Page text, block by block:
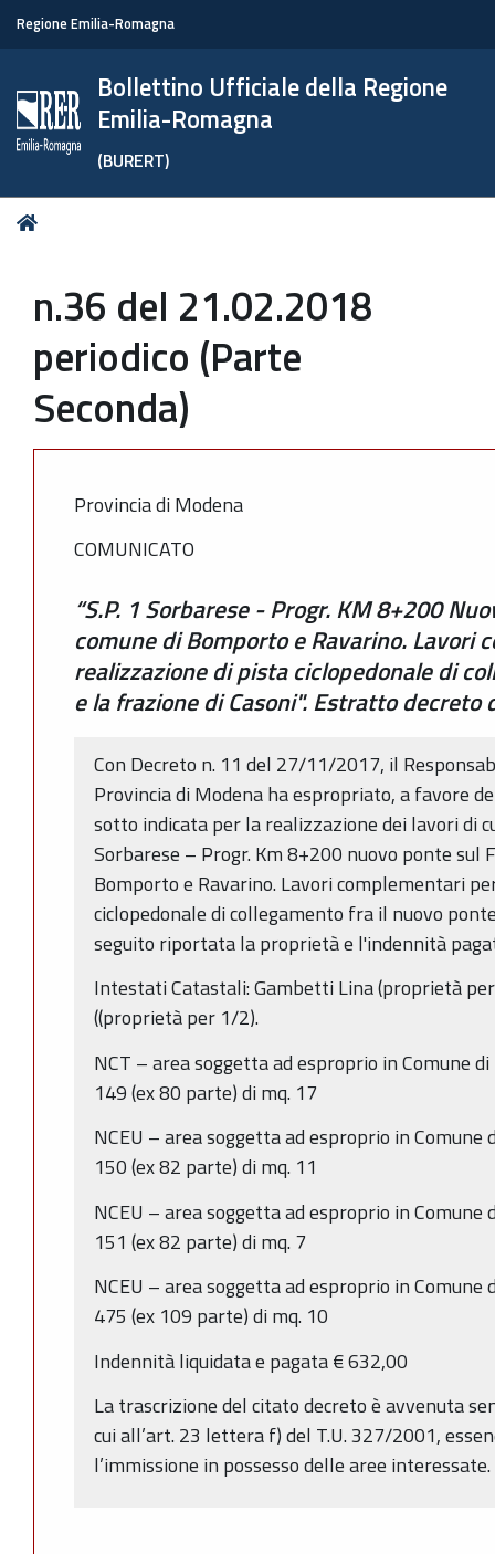
Regione Emilia-Romagna
Bollettino Ufficiale della Regione
Emilia-Romagna
(BURERT)
Tu
n.36 del 21.02.2018
periodico (Parte
Seconda)
Provincia di Modena
COMUNICATO
“S.P. 1 Sorbarese - Progr. KM 8+200
comune di Bomporto e Ravarino. Lavori
realizzazione di pista ciclopedonale di
e la frazione di Casoni". Estratto
Con Decreto n. 11 del 27/11/2017, il
Provincia di Modena ha espropriato, a favore
sotto indicata per la realizzazione dei lavori di
Sorbarese – Progr. Km 8+200 nuovo ponte sul
Bomporto e Ravarino. Lavori complementari
ciclopedonale di collegamento fra il nuovo
seguito riportata la proprietà e l'indennità
Intestati Catastali: Gambetti Lina (proprietà
((proprietà per 1/2).
NCT – area soggetta ad esproprio in Comune
149 (ex 80 parte) di mq. 17
NCEU – area soggetta ad esproprio in Comune
150 (ex 82 parte) di mq. 11
NCEU – area soggetta ad esproprio in Comune
151 (ex 82 parte) di mq. 7
NCEU – area soggetta ad esproprio in Comune
475 (ex 109 parte) di mq. 10
Indennità liquidata e pagata € 632,00
La trascrizione del citato decreto è avvenuta
cui all’art. 23 lettera f) del T.U. 327/2001,
l’immissione in possesso delle aree interessate.